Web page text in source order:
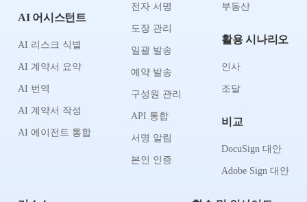
AI 어시스턴트
AI 리스크 식별
AI 계약서 요약
AI 번역
AI 계약서 작성
AI 에이전트 통합
전자 서명
도장 관리
일괄 발송
예약 발송
구성원 관리
API 통합
서명 알림
본인 인증
부동산
활용 시나리오
인사
조달
비교
DocuSign 대안
Adobe Sign 대안